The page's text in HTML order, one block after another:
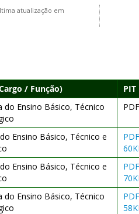
atualização em
/ Função) PIT
do Ensino Básico, Técnico
Ensino Básico, Técnico e
Ensino Básico, Técnico e
do Ensino Básico, Técnico